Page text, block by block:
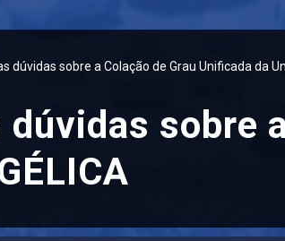
dúvidas sobre a Colação de Grau Unificada da
sobre